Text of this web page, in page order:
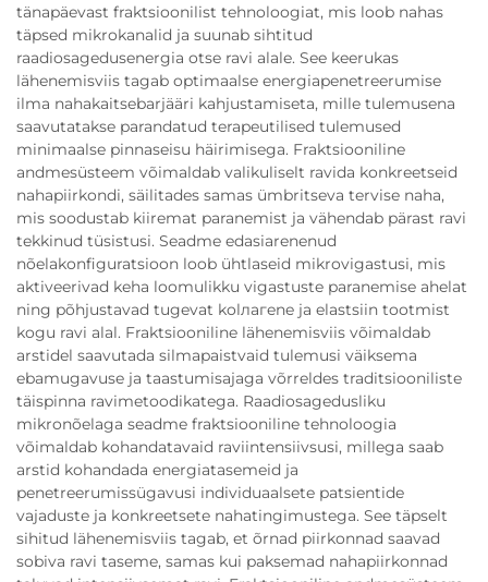
tänapäevast fraktsioonilist tehnoloogiat, mis loob nahas
täpsed mikrokanalid ja suunab sihtitud
raadiosagedusenergia otse ravi alale. See keerukas
lähenemisviis tagab optimaalse energiapenetreerumise
ilma nahakaitsebarjääri kahjustamiseta, mille tulemusena
saavutatakse parandatud terapeutilised tulemused
minimaalse pinnaseisu häirimisega. Fraktsiooniline
andmesüsteem võimaldab valikuliselt ravida konkreetseid
nahapiirkondi, säilitades samas ümbritseva tervise naha,
mis soodustab kiiremat paranemist ja vähendab pärast ravi
tekkinud tüsistusi. Seadme edasiarenenud
nõelakonfiguratsioon loob ühtlaseid mikrovigastusi, mis
aktiveerivad keha loomulikku vigastuste paranemise ahelat
ning põhjustavad tugevat kolлагene ja elastsiin tootmist
kogu ravi alal. Fraktsiooniline lähenemisviis võimaldab
arstidel saavutada silmapaistvaid tulemusi väiksema
ebamugavuse ja taastumisajaga võrreldes traditsiooniliste
täispinna ravimetoodikatega. Raadiosagedusliku
mikronõelaga seadme fraktsiooniline tehnoloogia
võimaldab kohandatavaid raviintensiivsusi, millega saab
arstid kohandada energiatasemeid ja
penetreerumissügavusi individuaalsete patsientide
vajaduste ja konkreetsete nahatingimustega. See täpselt
sihitud lähenemisviis tagab, et õrnad piirkonnad saavad
sobiva ravi taseme, samas kui paksemad nahapiirkonnad